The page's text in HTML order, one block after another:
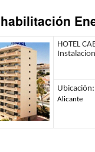
HOTEL
Ubicación:
Alicante